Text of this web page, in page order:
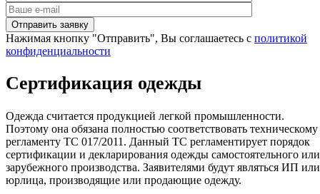
Нажимая кнопку "Отправить", Вы соглашаетесь с политикой
конфиденциальности
Сертификация одежды
Одежда считается продукцией легкой промышленности.
Поэтому она обязана полностью соответствовать техническому
регламенту ТС 017/2011. Данный ТС регламентирует порядок
сертификации и декларирования одежды самостоятельного или
зарубежного производства. Заявителями будут являться ИП или
юрлица, производящие или продающие одежду.